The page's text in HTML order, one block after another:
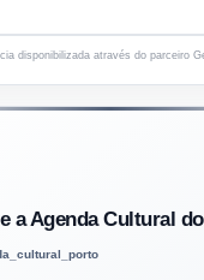
disponibilizada através do parceiro
a Agenda Cultural